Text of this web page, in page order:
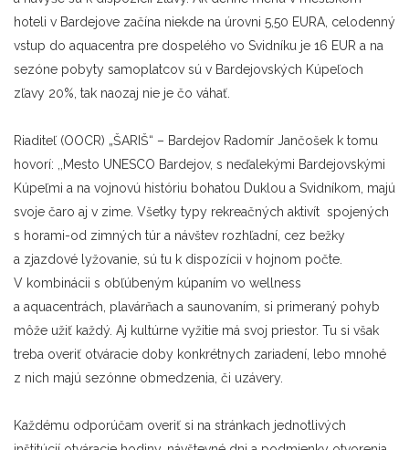
hoteli v Bardejove začína niekde na úrovni 5,50 EURA, celodenný
vstup do aquacentra pre dospelého vo Svidníku je 16 EUR a na
sezóne pobyty samoplatcov sú v Bardejovských Kúpeľoch
zľavy 20%, tak naozaj nie je čo váhať.
Riaditeľ (OOCR) „ŠARIŠ“ – Bardejov Radomír Jančošek k tomu
hovorí: ,,Mesto UNESCO Bardejov, s neďalekými Bardejovskými
Kúpeľmi a na vojnovú históriu bohatou Duklou a Svidníkom, majú
svoje čaro aj v zime. Všetky typy rekreačných aktivít spojených
s horami-od zimných túr a návštev rozhľadní, cez bežky
a zjazdové lyžovanie, sú tu k dispozícii v hojnom počte.
V kombinácii s obľúbeným kúpaním vo wellness
a aquacentrách, plavárňach a saunovaním, si primeraný pohyb
môže užiť každý. Aj kultúrne vyžitie má svoj priestor. Tu si však
treba overiť otváracie doby konkrétnych zariadení, lebo mnohé
z nich majú sezónne obmedzenia, či uzávery.
Každému odporúčam overiť si na stránkach jednotlivých